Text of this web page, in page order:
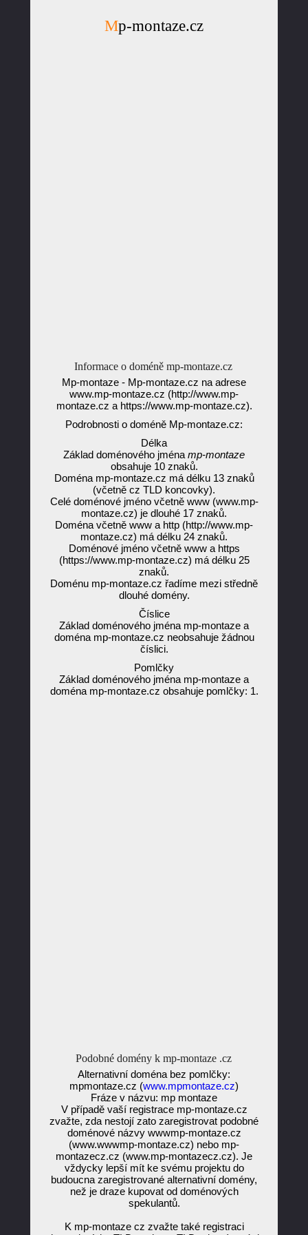
Mp-montaze.cz
Informace o doméně mp-montaze.cz
Mp-montaze - Mp-montaze.cz na adrese
www.mp-montaze.cz (http://www.mp-
montaze.cz a https://www.mp-montaze.cz).
Podrobnosti o doméně Mp-montaze.cz:
Délka
Základ doménového jména mp-montaze
obsahuje 10 znaků.
Doména mp-montaze.cz má délku 13 znaků
(včetně cz TLD koncovky).
Celé doménové jméno včetně www (www.mp-
montaze.cz) je dlouhé 17 znaků.
Doména včetně www a http (http://www.mp-
montaze.cz) má délku 24 znaků.
Doménové jméno včetně www a https
(https://www.mp-montaze.cz) má délku 25
znaků.
Doménu mp-montaze.cz řadíme mezi středně
dlouhé domény.
Číslice
Základ doménového jména mp-montaze a
doména mp-montaze.cz neobsahuje žádnou
číslici.
Pomlčky
Základ doménového jména mp-montaze a
doména mp-montaze.cz obsahuje pomlčky: 1.
Podobné domény k mp-montaze .cz
Alternativní doména bez pomlčky:
mpmontaze.cz (www.mpmontaze.cz)
Fráze v názvu: mp montaze
V případě vaší registrace mp-montaze.cz
zvažte, zda nestojí zato zaregistrovat podobné
doménové názvy wwwmp-montaze.cz
(www.wwwmp-montaze.cz) nebo mp-
montazecz.cz (www.mp-montazecz.cz). Je
vždycky lepší mít ke svému projektu do
budoucna zaregistrované alternativní domény,
než je draze kupovat od doménových
spekulantů.
K mp-montaze cz zvažte také registraci